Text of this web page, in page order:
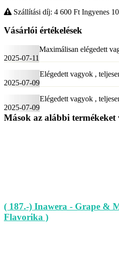
Szállítási díj: 4 600 Ft Ingyenes
Vásárlói értékelések
2025-07-11
Maximálisan elégedett
2025-07-09
Elégedett vagyok ,
2025-07-09
Elégedett vagyok ,
Mások az alábbi termékeket
( 187.-) Inawera - Grape &
Flavorika )